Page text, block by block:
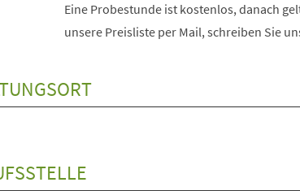
Eine Probestunde ist kostenlos, danach
unsere Preisliste per Mail, schreiben Sie